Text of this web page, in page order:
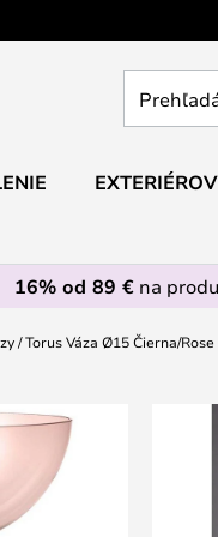
obchod
16% od 89 €na
Torus Váza Ø15 Čierna/Rose